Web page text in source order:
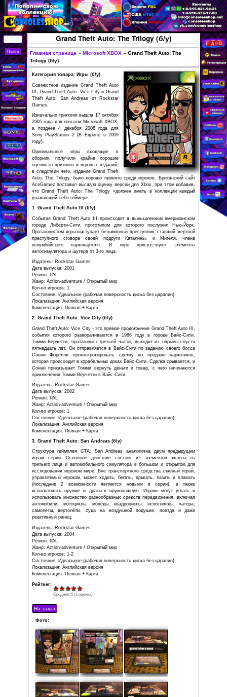
Перейти к основному
содержанию
КУПИТЬ
СОВРЕМЕННЫЕ И
РЕТРО ИГРОВЫЕ
ПРИСТАВКИ,
ИГРЫ, ФИГУРКИ,
РЕДКИЕ
КОЛЛЕКЦИОННЫЕ
ТОВАРЫ В
ИНТЕРНЕТ-
МАГАЗИНЕ
CONSOLESSHOP
Grand Theft Auto: The Trilogy
Вы здесь
Главная страница Microsoft XBOX » Grand Theft
Trilogy (б/у)
Категория товара: Игры (б/у)
Совместное издание Grand Theft Auto
III, Grand Theft Auto: Vice City и Grand
Theft Auto: San Andreas от Rockstar
Games.
Изначально трилогия вышла 17 октября
2005 года для консоли Microsoft XBOX,
а позднее 4 декабря 2006 года для
Sony PlayStation 2 (В Европе в 2009
году).
Оригинальные игры входящие в
сборник, получили крайне хорошие
оценки от критиков и игровых изданий,
в следствии чего, издание Grand Theft
Auto: The Trilogy, было хорошо принято среди игроков.
AceGamez поставил высшую оценку версии для Xbox,
что Grand Theft Auto: The Trilogy «должен иметь в
уважающий себя геймер».
1. Grand Theft Auto III (б/у)
События Grand Theft Auto III происходят в
городе Либерти-Сити, прототипом для которого
Протагонистом игры выступает безымянный преступник,
преступного сговора своей подруги Каталины,
колумбийского наркокартеля. В игре
автосимулятора и шутера от 3-го лица.
Издатель: Rockstar Games
Дата выпуска: 2001
Регион: PAL
Жанр: Action-adventure / Открытый мир
Кол-во игроков: 1
Состояние: Идеальное (рабочая поверхность диска без
Локализация: Английская версия
Комплектация: Полная + Карта
2. Grand Theft Auto: Vice City (б/у)
Grand Theft Auto: Vice City - это прямое продолжение
события которого разворачиваются в 1986 году в
Томми Верчетти, протагонист третьей части, выходит
пятнадцать лет. Он отправляется в Вайс-Сити по
Сонни Форелли проконтролировать сделку по
которая происходит в корабельных доках Вайс-Сити.
Сонни приказывает Томми вернуть деньги и товар, с
приключения Томми Верчетти в Вайс-Сити.
Издатель: Rockstar Games
Дата выпуска: 2002
Регион: PAL
Жанр: Action-adventure / Открытый мир
Кол-во игроков: 1
Состояние: Идеальное (рабочая поверхность диска без
Локализация: Английская версия
Комплектация: Полная + Карта
3. Grand Theft Auto: San Andreas (б/у)
Структура геймплея GTA: San Andreas аналогична
играм серии. Основное действие состоит из
третьего лица и автомобильного симулятора в
исследования игровом мире. Вне транспортного
управляемый игроком, может ходить, бегать, прыгать,
(последние 2 возможности являются новыми в